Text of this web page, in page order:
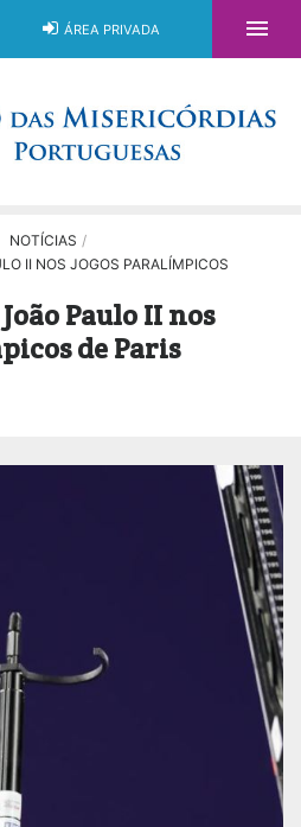
ÁREA PRIVADA 
NOTÍCIAS /
II NOS JOGOS PARALÍMPICOS
Paulo II nos
de Paris